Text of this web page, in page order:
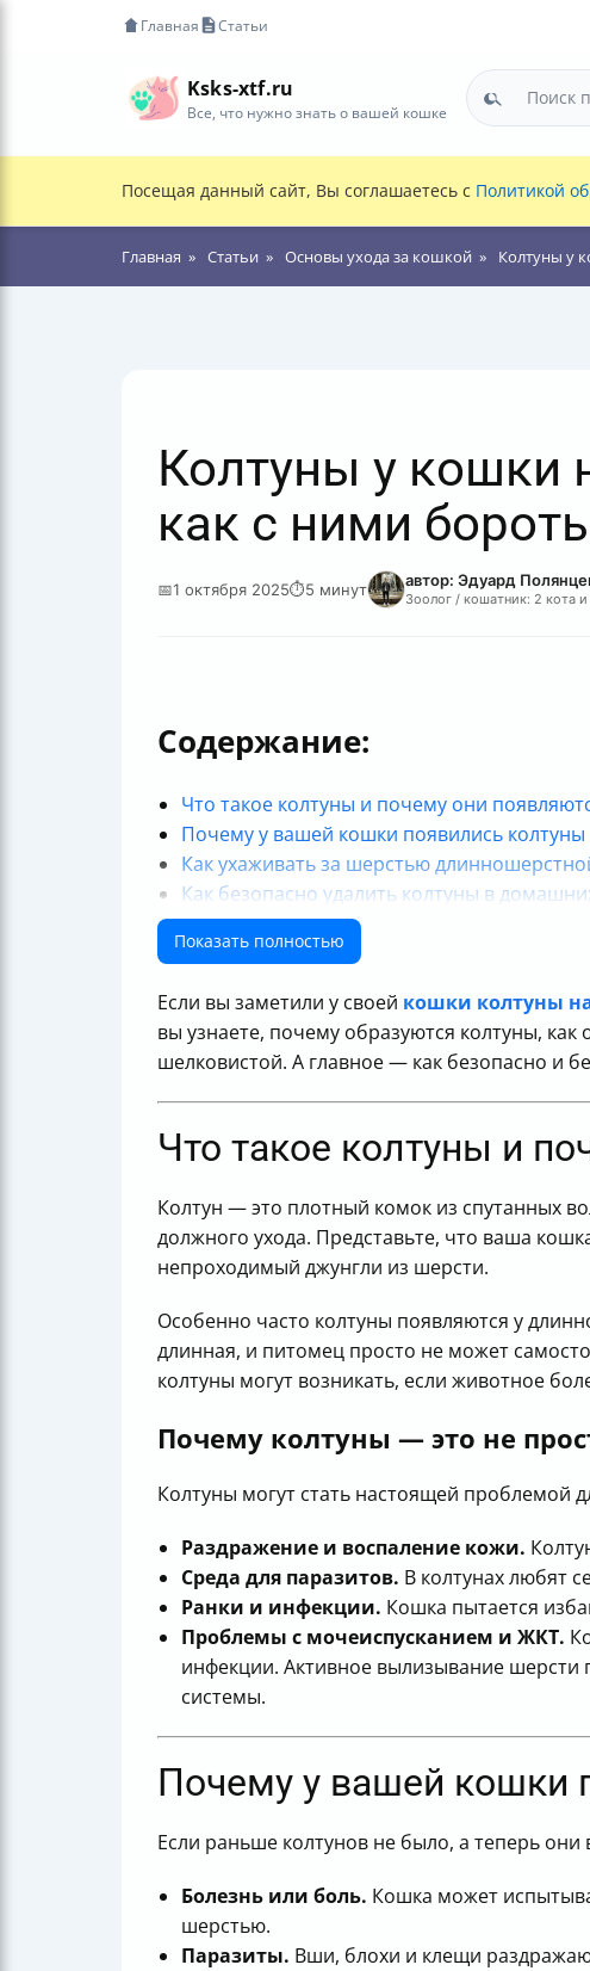
Главная Статьи
Ksks-xtf.ru
Все, что нужно знать о вашей кошке
Посещая данный сайт, Вы соглашаетесь с Политикой
Главная Статьи Основы ухода за кошкой Колтуны у
Колтуны у кошки
как с ними
📅1 октября 2025⏱5 минут автор: Эдуард
Зоолог / кошатник: 2 кота
Содержание:
Что такое колтуны и почему они
Почему у вашей кошки появились колтуны
Как ухаживать за шерстью
Как безопасно удалить колтуны в
Когда обращаться к ветеринару или грумеру
Профилактика колтунов у длинношерстных
Заключение
Полезные ссылки
Показать полностью
Если вы заметили у своей кошки колтуны
вы узнаете, почему образуются колтуны,
шелковистой. А главное — как безопасно и
Что такое колтуны и
Колтун — это плотный комок из спутанных
должного ухода. Представьте, что ваша
непроходимый джунгли из шерсти.
Особенно часто колтуны появляются у
длинная, и питомец просто не может
колтуны могут возникать, если животное
Почему колтуны — это не
Колтуны могут стать настоящей проблемой
Раздражение и воспаление кожи.
Среда для паразитов. В колтунах любят
Ранки и инфекции. Кошка пытается
Проблемы с мочеиспусканием и ЖКТ.
инфекции. Активное вылизывание шерсти
системы.
Почему у вашей кошки
Если раньше колтунов не было, а теперь
Болезнь или боль. Кошка может
шерстью.
Паразиты. Вши, блохи и клещи